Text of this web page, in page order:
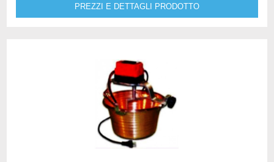
PREZZI E DETTAGLI PRODOTTO